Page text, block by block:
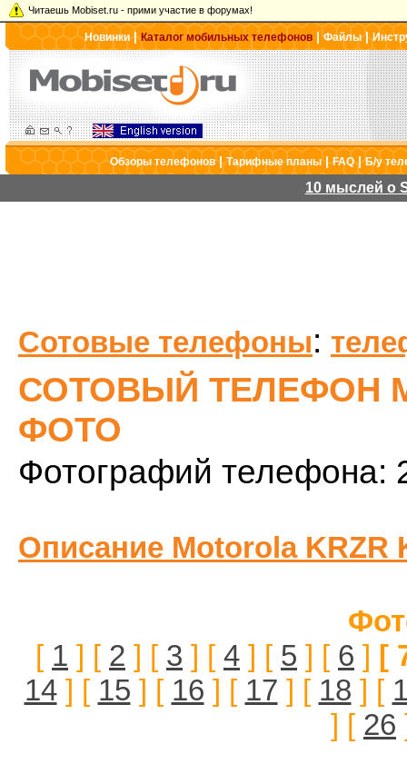
Читаешь Mobiset.ru - прими участие в форумах!
Новинки|Каталог мобильных телефонов |Файлы|
Обзоры телефонов|Тарифные планы|FAQ|Б/у
10 мыслей о
Сотовые телефоны:
СОТОВЫЙ ТЕЛЕФОН
ФОТО
Фотографий телефона:
Описание Motorola KRZR
[ 1 ] [ 2 ] [ 3 ] [ 4 ] [ 5 ] [ 6 ] [
14] [ 15 ] [ 16 ] [ 17 ] [ 18 ] [
] [ 26